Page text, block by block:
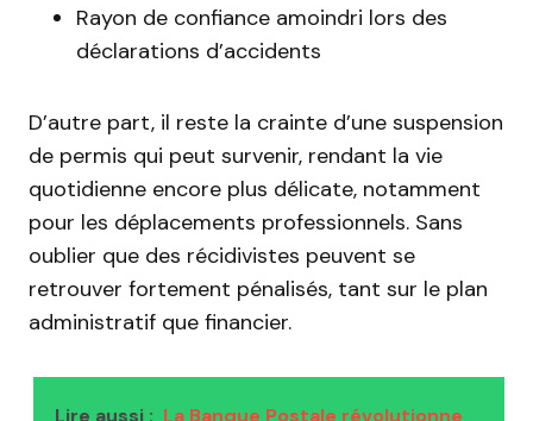
Rayon de confiance amoindri lors des
déclarations d’accidents
D’autre part, il reste la crainte d’une suspension
de permis qui peut survenir, rendant la vie
quotidienne encore plus délicate, notamment
pour les déplacements professionnels. Sans
oublier que des récidivistes peuvent se
retrouver fortement pénalisés, tant sur le plan
administratif que financier.
Lire aussi : La Banque Postale révolutionne